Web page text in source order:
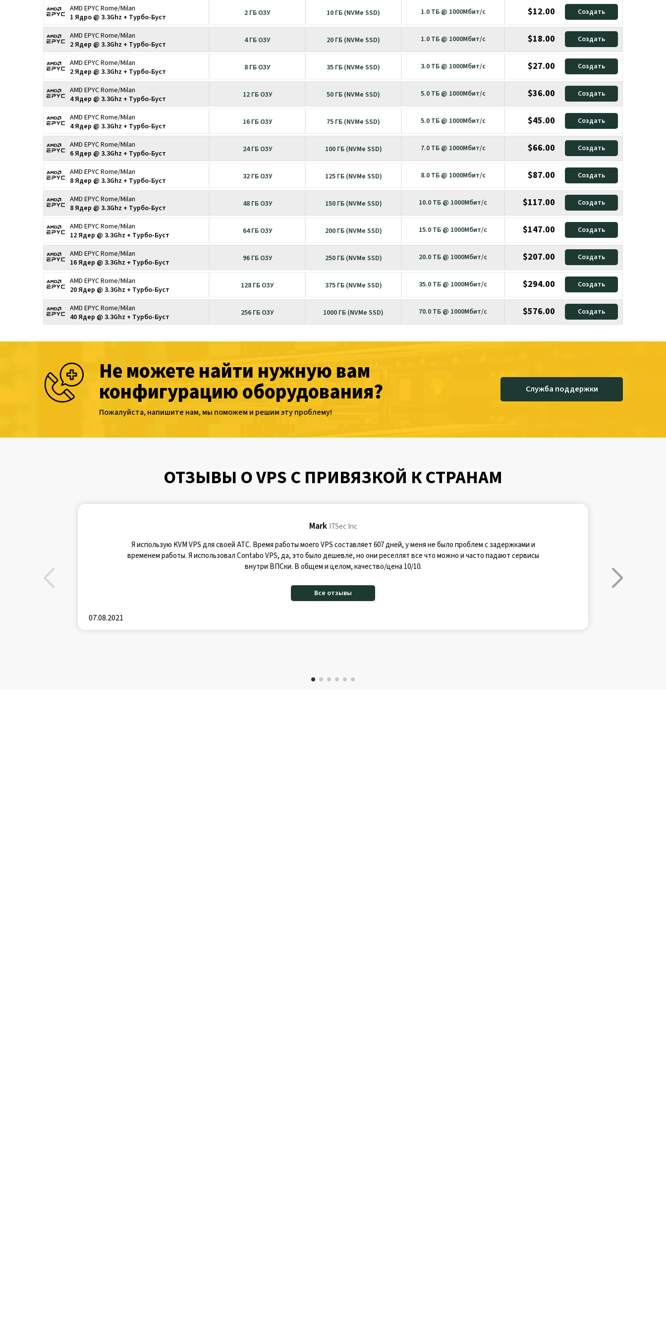
AMD EPYC Rome/Milan
1 Ядро @ 3.3Ghz + Турбо-Буст
2 ГБ ОЗУ 10 ГБ (NVMe SSD) 1.0 ТБ @ 1000Мбит/с $12.00 Создать
AMD EPYC Rome/Milan
2 Ядер @ 3.3Ghz + Турбо-Буст
4 ГБ ОЗУ 20 ГБ (NVMe SSD) 1.0 ТБ @ 1000Мбит/с $18.00 Создать
AMD EPYC Rome/Milan
2 Ядер @ 3.3Ghz + Турбо-Буст
8 ГБ ОЗУ 35 ГБ (NVMe SSD) 3.0 ТБ @ 1000Мбит/с $27.00 Создать
AMD EPYC Rome/Milan
4 Ядер @ 3.3Ghz + Турбо-Буст
12 ГБ ОЗУ 50 ГБ (NVMe SSD) 5.0 ТБ @ 1000Мбит/с $36.00 Создать
AMD EPYC Rome/Milan
4 Ядер @ 3.3Ghz + Турбо-Буст
16 ГБ ОЗУ 75 ГБ (NVMe SSD) 5.0 ТБ @ 1000Мбит/с $45.00 Создать
AMD EPYC Rome/Milan
6 Ядер @ 3.3Ghz + Турбо-Буст
24 ГБ ОЗУ 100 ГБ (NVMe SSD) 7.0 ТБ @ 1000Мбит/с $66.00 Создать
AMD EPYC Rome/Milan
8 Ядер @ 3.3Ghz + Турбо-Буст
32 ГБ ОЗУ 125 ГБ (NVMe SSD) 8.0 ТБ @ 1000Мбит/с $87.00 Создать
AMD EPYC Rome/Milan
8 Ядер @ 3.3Ghz + Турбо-Буст
48 ГБ ОЗУ 150 ГБ (NVMe SSD) 10.0 ТБ @ 1000Мбит/с $117.00 Создать
AMD EPYC Rome/Milan
12 Ядер @ 3.3Ghz + Турбо-Буст
64 ГБ ОЗУ 200 ГБ (NVMe SSD) 15.0 ТБ @ 1000Мбит/с $147.00 Создать
AMD EPYC Rome/Milan
16 Ядер @ 3.3Ghz + Турбо-Буст
96 ГБ ОЗУ 250 ГБ (NVMe SSD) 20.0 ТБ @ 1000Мбит/с $207.00 Создать
AMD EPYC Rome/Milan
20 Ядер @ 3.3Ghz + Турбо-Буст
128 ГБ ОЗУ 375 ГБ (NVMe SSD) 35.0 ТБ @ 1000Мбит/с $294.00 Создать
AMD EPYC Rome/Milan
40 Ядер @ 3.3Ghz + Турбо-Буст
256 ГБ ОЗУ 1000 ГБ (NVMe SSD) 70.0 ТБ @ 1000Мбит/с $576.00 Создать
Не можете найти нужную вам
конфигурацию оборудования?
Пожалуйста, напишите нам, мы поможем и решим эту проблему!
Служба поддержки
ОТЗЫВЫ О VPS С ПРИВЯЗКОЙ К СТРАНАМ
Mark ITSec Inc
Я использую KVM VPS для своей АТС. Время работы моего VPS составляет 607 дней, у меня не было проблем с задержками и
временем работы. Я использовал Contabo VPS, да, это было дешевле, но они реселлят все что можно и часто падают сервисы
внутри ВПСки. В общем и целом, качество/цена 10/10.
Все отзывы
07.08.2021